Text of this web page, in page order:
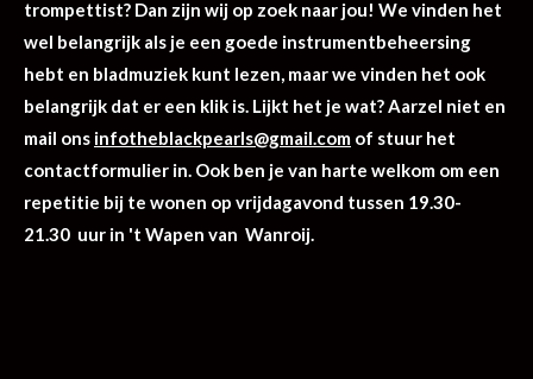
trompettist? Dan zijn wij op zoek naar jou! We vinden het
wel belangrijk als je een goede instrumentbeheersing
hebt en bladmuziek kunt lezen, maar we vinden het ook
belangrijk dat er een klik is. Lijkt het je wat? Aarzel niet en
mail ons infotheblackpearls@gmail.com of stuur het
contactformulier in. Ook ben je van harte welkom om een
repetitie bij te wonen op vrijdagavond tussen 19.30-
21.30 uur in 't Wapen van Wanroij.